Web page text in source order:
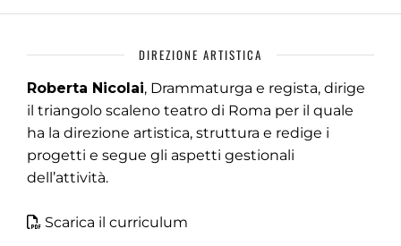
DIREZIONE ARTISTICA
Roberta Nicolai, Drammaturga e regista, dirige
il triangolo scaleno teatro di Roma per il quale
ha la direzione artistica, struttura e redige i
progetti e segue gli aspetti gestionali
dell’attività.
Scarica il curriculum